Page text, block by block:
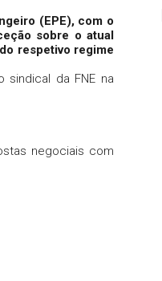
(EPE), com o
sobre o atual
respetivo regime
sindical da FNE na
negociais com